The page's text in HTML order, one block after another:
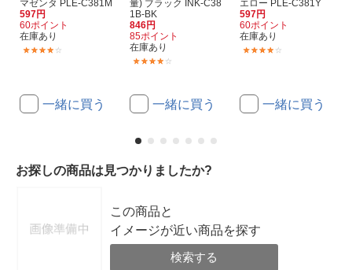
マゼンタ PLE-C381M
597円
60ポイント
在庫あり
一緒に買う
量) ブラック INK-C38
1B-BK
846円
85ポイント
在庫あり
一緒に買う
エロー PLE-C381Y
597円
60ポイント
在庫あり
一緒に買う
お探しの商品は見つかりましたか?
この商品と
イメージが近い商品を探す
検索する